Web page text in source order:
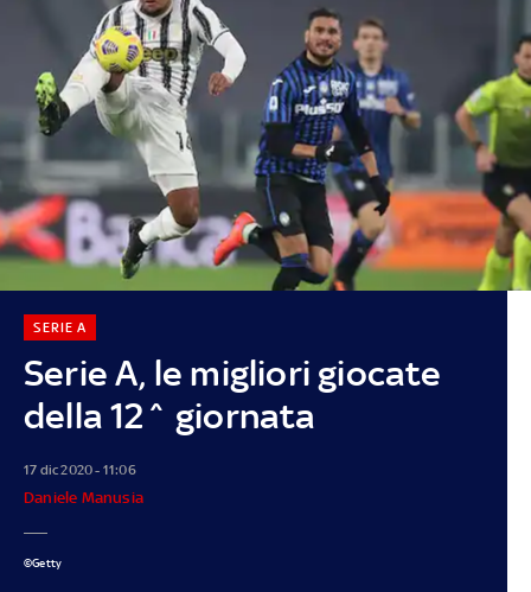
Serie A, le migliori giocate
della 12^ giornata
SERIE A
17 dic 2020 - 11:06
Daniele Manusia
©Getty